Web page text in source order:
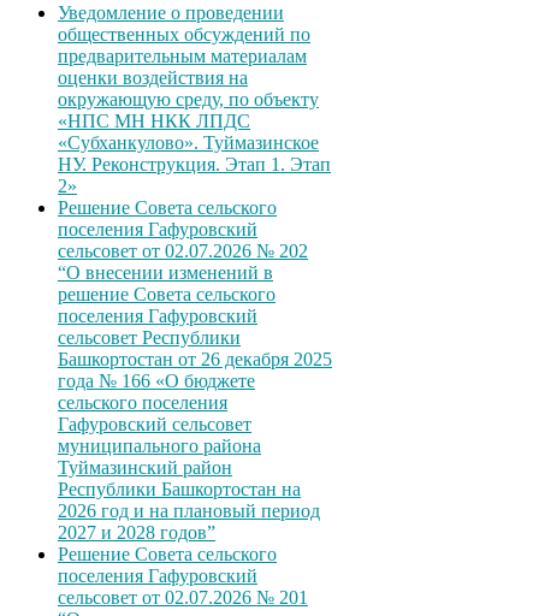
Уведомление о проведении
общественных обсуждений по
предварительным материалам
оценки воздействия на
окружающую среду, по объекту
«НПС МН НКК ЛПДС
«Субханкулово». Туймазинское
НУ. Реконструкция. Этап 1. Этап
2»
Решение Совета сельского
поселения Гафуровский
сельсовет от 02.07.2026 № 202
“О внесении изменений в
решение Совета сельского
поселения Гафуровский
сельсовет Республики
Башкортостан от 26 декабря 2025
года № 166 «О бюджете
сельского поселения
Гафуровский сельсовет
муниципального района
Туймазинский район
Республики Башкортостан на
2026 год и на плановый период
2027 и 2028 годов”
Решение Совета сельского
поселения Гафуровский
сельсовет от 02.07.2026 № 201